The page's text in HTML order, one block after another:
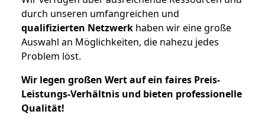
durch unseren umfangreichen und
qualifizierten Netzwerk haben wir eine große
Auswahl an Möglichkeiten, die nahezu jedes
Problem löst.
Wir legen großen Wert auf ein faires Preis-
Leistungs-Verhältnis und bieten professionelle
Qualität!